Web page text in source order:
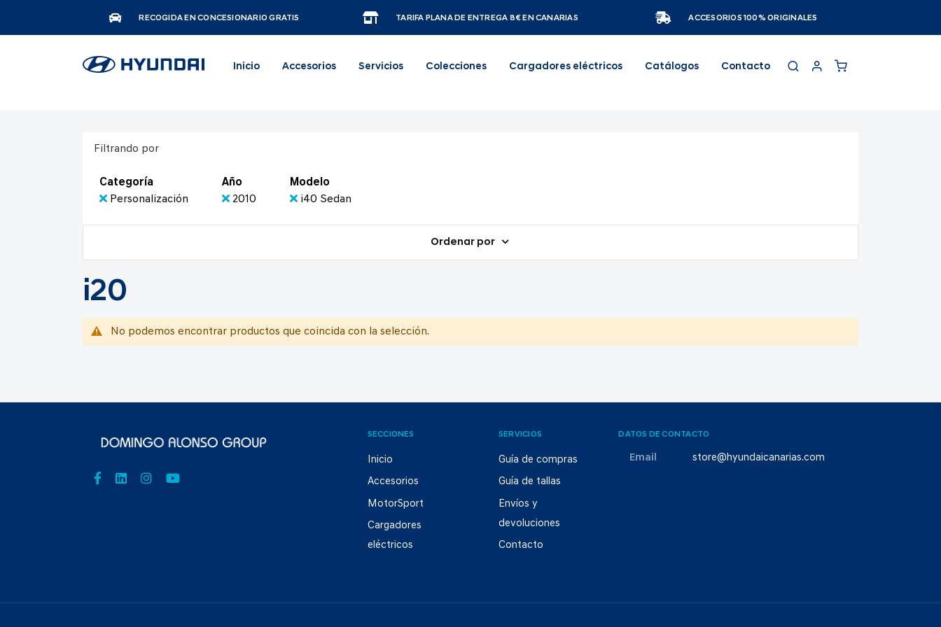
RECOGIDA EN CONCESIONARIO GRATIS TARIFA PLANA DE ENTREGA 8€ EN CANARIAS ACCESORIOS 100% ORIGINALES
Inicio Accesorios Servicios Colecciones Cargadores eléctricos Catálogos Contacto
Filtrando por
Categoría
Personalización
Año
2010
Modelo
i40 Sedan
Ordenar por
i20
No podemos encontrar productos que coincida con la selección.
SECCIONES
Inicio
Accesorios
MotorSport
Cargadores
eléctricos
SERVICIOS
Guía de compras
Guía de tallas
Envíos y
devoluciones
Contacto
DATOS DE CONTACTO
Email store@hyundaicanarias.com